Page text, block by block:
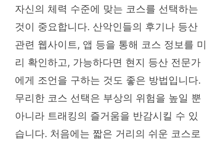
자신의 체력 수준에 맞는 코스를 선택하는
것이 중요합니다. 산악인들의 후기나 등산
관련 웹사이트, 앱 등을 통해 코스 정보를 미
리 확인하고, 가능하다면 현지 등산 전문가
에게 조언을 구하는 것도 좋은 방법입니다.
무리한 코스 선택은 부상의 위험을 높일 뿐
아니라 트래킹의 즐거움을 반감시킬 수 있
습니다. 처음에는 짧은 거리의 쉬운 코스로